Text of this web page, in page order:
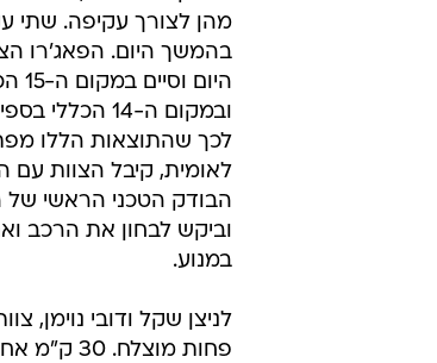
מהן לצורך עקיפה. שתי
בהמשך היום. הפאג'רו
ובמקום ה-14
לכך שהתוצאות הללו
לאומית, קיבל הצוות עם
וביקש לבחון את הרכב
במנוע.
לניצן שקל ודובי נוימן,
פחות